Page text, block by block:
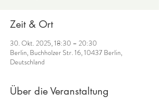
Zeit & Ort
30. Okt. 2025, 18:30 – 20:30
Berlin, Buchholzer Str. 16, 10437 Berlin,
Deutschland
Über die Veranstaltung